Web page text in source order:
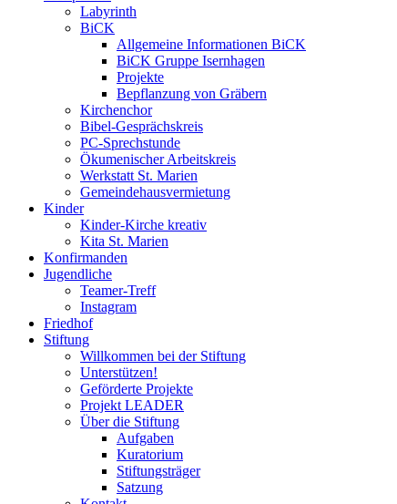
Labyrinth
BiCK
Allgemeine Informationen BiCK
BiCK Gruppe Isernhagen
Projekte
Bepflanzung von Gräbern
Kirchenchor
Bibel-Gesprächskreis
PC-Sprechstunde
Ökumenischer Arbeitskreis
Werkstatt St. Marien
Gemeindehausvermietung
Kinder
Kinder-Kirche kreativ
Kita St. Marien
Konfirmanden
Jugendliche
Teamer-Treff
Instagram
Friedhof
Stiftung
Willkommen bei der Stiftung
Unterstützen!
Geförderte Projekte
Projekt LEADER
Über die Stiftung
Aufgaben
Kuratorium
Stiftungsträger
Satzung